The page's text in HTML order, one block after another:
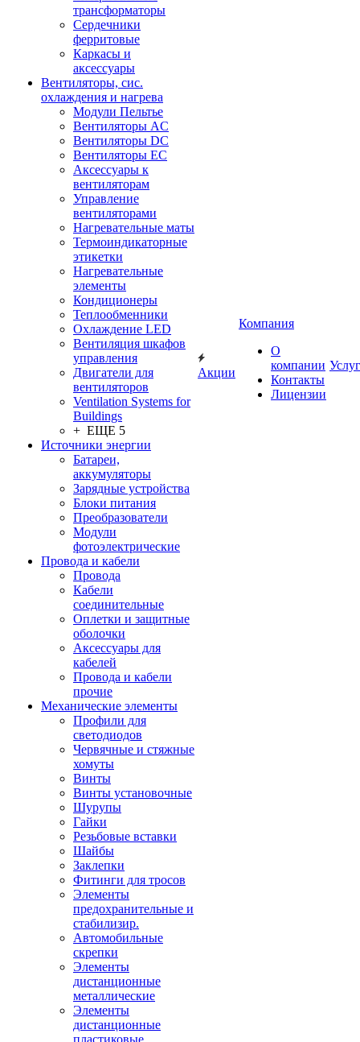
трансформаторы
Сердечники
ферритовые
Каркасы и
аксессуары
Вентиляторы, сис.
охлаждения и нагрева
Модули Пельтье
Вентиляторы AC
Вентиляторы DC
Вентиляторы EC
Аксессуары к
вентиляторам
Управление
вентиляторами
Нагревательные маты
Термоиндикаторные
этикетки
Нагревательные
элементы
Кондиционеры
Теплообменники
Охлаждение LED
Вентиляция шкафов
управления
Двигатели для
вентиляторов
Ventilation Systems for
Buildings
+ ЕЩЕ 5
Источники энергии
Батареи,
аккумуляторы
Зарядные устройства
Блоки питания
Преобразователи
Модули
фотоэлектрические
Провода и кабели
Провода
Кабели
соединительные
Оплетки и защитные
оболочки
Аксессуары для
кабелей
Провода и кабели
прочие
Механические элементы
Профили для
светодиодов
Червячные и стяжные
хомуты
Винты
Винты установочные
Шурупы
Гайки
Резьбовые вставки
Шайбы
Заклепки
Фитинги для тросов
Элементы
предохранительные и
стабилизир.
Автомобильные
скрепки
Элементы
дистанционные
металлические
Элементы
дистанционные
пластиковые
Акции
Компания
О
компании
Контакты
Лицензии